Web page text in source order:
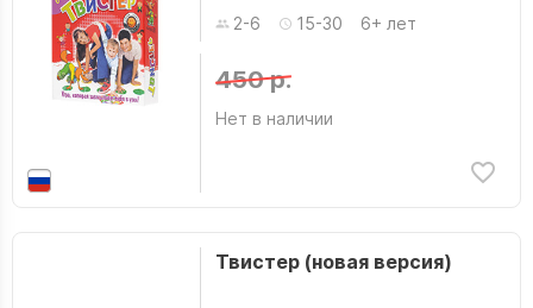
2-6 15-30 6+ лет
450 р.
Нет в наличии
Твистер (новая версия)